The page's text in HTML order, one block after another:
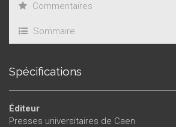
Commentaires
Sommaire
Spécifications
Éditeur
Presses universitaires de Caen